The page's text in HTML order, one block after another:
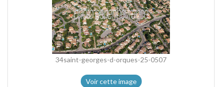
34saint-georges-d-orques-25-0507
Voir cette image